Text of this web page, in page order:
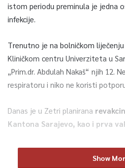
istom periodu preminula je jedna
infekcije.
Trenutno je na bolničkom
Kliničkom centru Univerziteta u
„Prim.dr. Abdulah Nakaš“ njih 12.
respiratoru i niko ne koristi
Danas je u Zetri planirana
Kantona Sarajevo, kao i prva
Ministarstvo zdravstva KS i
građanima na saradnji i mole ih
Show